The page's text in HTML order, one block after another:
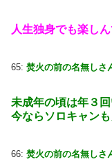
人生独身でも楽し
65: 焚火の前の名無しさ
未成年の頃は年３
今ならソロキャン
66: 焚火の前の名無しさ